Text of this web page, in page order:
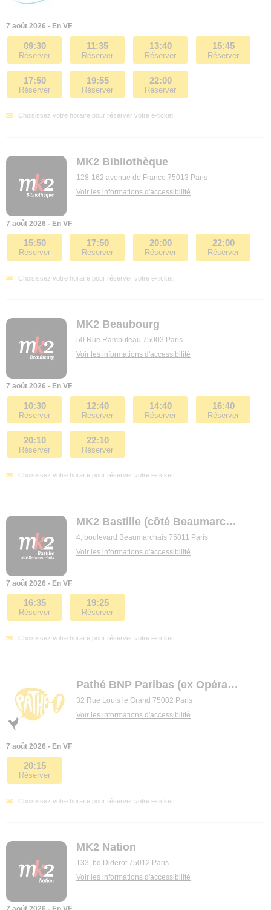
7 août 2026 - En VF
09:30
Réserver
11:35
Réserver
13:40
Réserver
15:45
Réserver
17:50
Réserver
19:55
Réserver
22:00
Réserver
Choisissez votre horaire pour réserver votre e-ticket.
MK2 Bibliothèque
128-162 avenue de France 75013 Paris
Voir les informations d'accessibilité
7 août 2026 - En VF
15:50
Réserver
17:50
Réserver
20:00
Réserver
22:00
Réserver
Choisissez votre horaire pour réserver votre e-ticket.
MK2 Beaubourg
50 Rue Rambuteau 75003 Paris
Voir les informations d'accessibilité
7 août 2026 - En VF
10:30
Réserver
12:40
Réserver
14:40
Réserver
16:40
Réserver
20:10
Réserver
22:10
Réserver
Choisissez votre horaire pour réserver votre e-ticket.
MK2 Bastille (côté Beaumarchais)
4, boulevard Beaumarchais 75011 Paris
Voir les informations d'accessibilité
7 août 2026 - En VF
16:35
Réserver
19:25
Réserver
Choisissez votre horaire pour réserver votre e-ticket.
Pathé BNP Paribas (ex Opéra premier)
32 Rue Louis le Grand 75002 Paris
Voir les informations d'accessibilité
7 août 2026 - En VF
20:15
Réserver
Choisissez votre horaire pour réserver votre e-ticket.
MK2 Nation
133, bd Diderot 75012 Paris
Voir les informations d'accessibilité